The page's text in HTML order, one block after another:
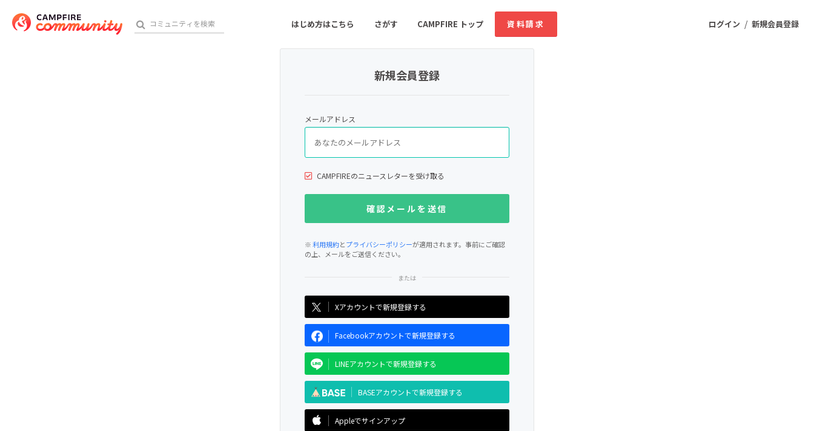
ログイン / 新規会員登録
はじめ方はこちら さがす CAMPFIRE トップ 資料請求
ゲーム・サービス開発
書籍・雑誌出版 アニメ・漫画
ソーシャルグッド ビューティー・ヘルスケア
新規会員登録
メールアドレス
CAMPFIREのニュースレターを受け取る
※利用規約とプライバシーポリシーが適用されます。事前にご確認
の上、メールをご送信ください。
Xアカウントで新規登録する
Facebookアカウントで新規登録する
LINEアカウントで新規登録する
BASEアカウントで新規登録する
Appleでサインアップ